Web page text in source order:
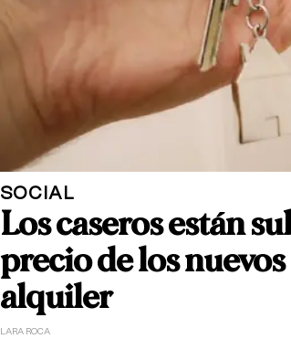
SOCIAL
Los caseros están
precio de los
alquiler
LARA ROCA